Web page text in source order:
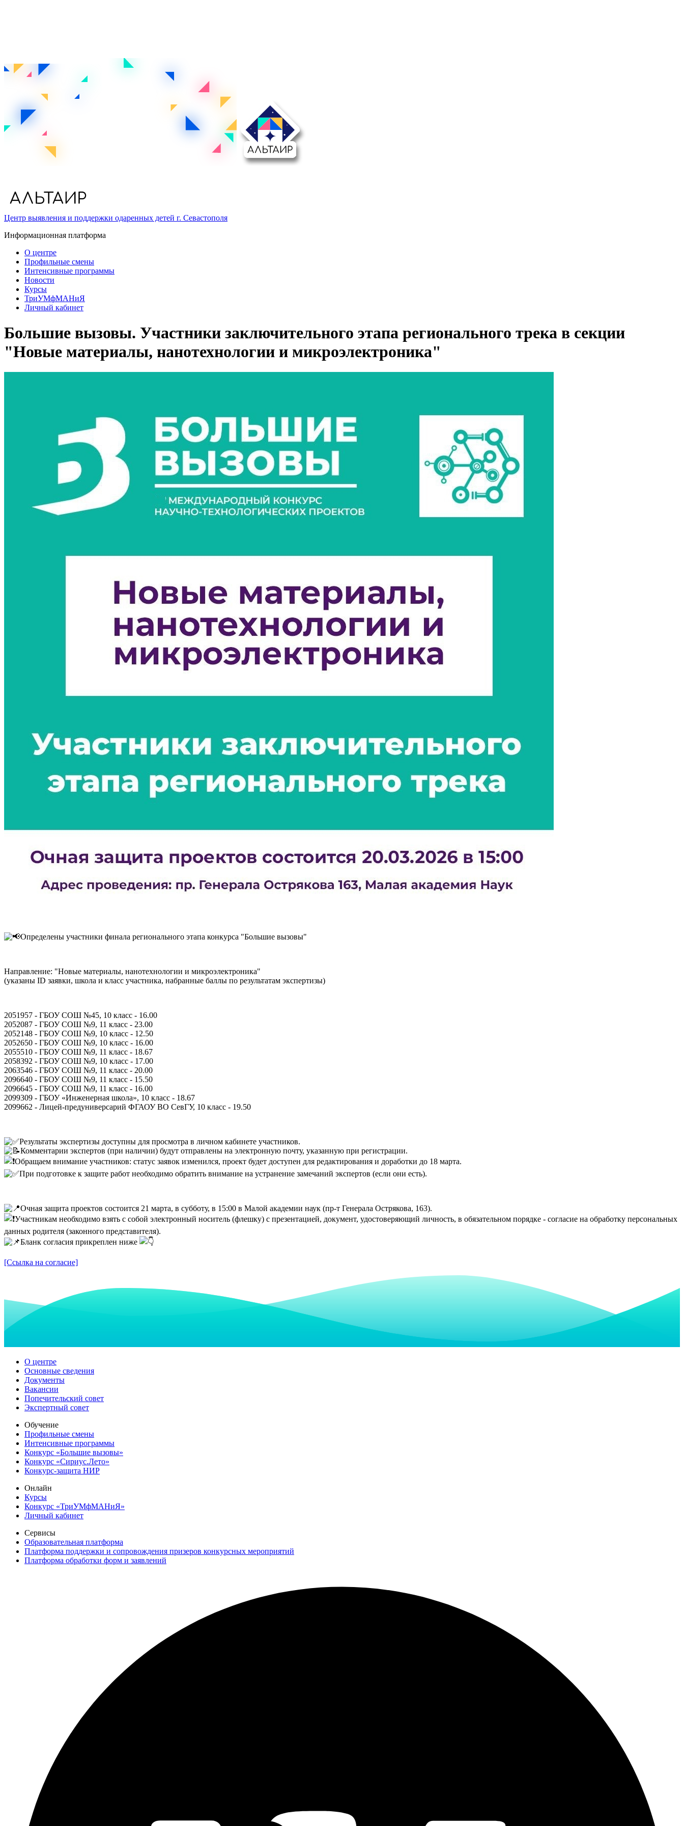
Центр выявления и поддержки одаренных детей г. Севастополя
Информационная платформа
О центре
Профильные смены
Интенсивные программы
Новости
Курсы
ТриУМфМАНиЯ
Личный кабинет
Большие вызовы. Участники заключительного этапа регионального трека в секции
"Новые материалы, нанотехнологии и микроэлектроника"
Определены участники финала регионального этапа конкурса "Большие вызовы"
Направление: "Новые материалы, нанотехнологии и микроэлектроника"
(указаны ID заявки, школа и класс участника, набранные баллы по результатам экспертизы)
2051957 - ГБОУ CОШ №45, 10 класс - 16.00
2052087 - ГБОУ СОШ №9, 11 класс - 23.00
2052148 - ГБОУ СОШ №9, 10 класс - 12.50
2052650 - ГБОУ СОШ №9, 10 класс - 16.00
2055510 - ГБОУ СОШ №9, 11 класс - 18.67
2058392 - ГБОУ СОШ №9, 10 класс - 17.00
2063546 - ГБОУ СОШ №9, 11 класс - 20.00
2096640 - ГБОУ СОШ №9, 11 класс - 15.50
2096645 - ГБОУ СОШ №9, 11 класс - 16.00
2099309 - ГБОУ «Инженерная школа», 10 класс - 18.67
2099662 - Лицей-предуниверсарий ФГАОУ ВО СевГУ, 10 класс - 19.50
Результаты экспертизы доступны для просмотра в личном кабинете участников.
Комментарии экспертов (при наличии) будут отправлены на электронную почту, указанную при регистрации.
Обращаем внимание участников: статус заявок изменился, проект будет доступен для редактирования и доработки до 18 марта.
При подготовке к защите работ необходимо обратить внимание на устранение замечаний экспертов (если они есть).
Очная защита проектов состоится 21 марта, в субботу, в 15:00 в Малой академии наук (пр-т Генерала Острякова, 163).
Участникам необходимо взять с собой электронный носитель (флешку) с презентацией, документ, удостоверяющий личность, в обязательном порядке - согласие на обработку персональных
данных родителя (законного представителя).
Бланк согласия прикреплен ниже
[Ссылка на согласие]
О центре
Основные сведения
Документы
Вакансии
Попечительский совет
Экспертный совет
Обучение
Профильные смены
Интенсивные программы
Конкурс «Большие вызовы»
Конкурс «Сириус.Лето»
Конкурс-защита НИР
Онлайн
Курсы
Конкурс «ТриУМфМАНиЯ»
Личный кабинет
Сервисы
Образовательная платформа
Платформа поддержки и сопровождения призеров конкурсных мероприятий
Платформа обработки форм и заявлений